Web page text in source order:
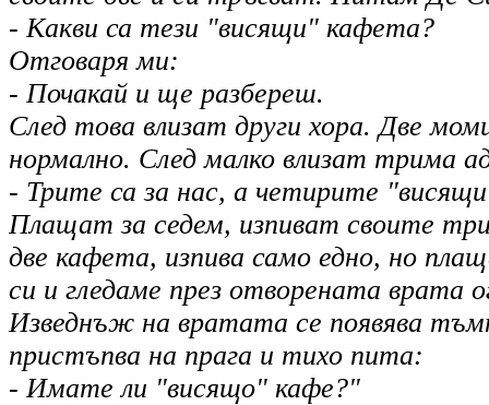
- Какви са тези "висящи" кафета?
Отговаря ми:
- Почакай и ще разбереш.
След това влизат други хора. Две
нормално. След малко влизат трима
- Трите са за нас, а четирите
Плащат за седем, изпиват своите
две кафета, изпива само едно, но
си и гледаме през отворената врата
Изведнъж на вратата се появява
пристъпва на прага и тихо пита:
- Имате ли "висящо" кафе?"